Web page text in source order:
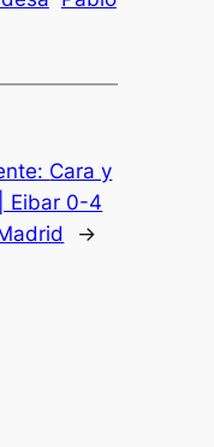
Cara y
Eibar 0-4
→